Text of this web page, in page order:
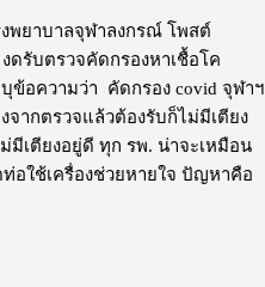
พยาบาลจุฬาลงกรณ์ โพสต์
ดรับตรวจคัดกรองหาเชื้อโค
บุข้อความว่า คัดกรอง covid จุฬาฯ
จากตรวจแล้วต้องรับก็ไม่มีเตียง
มีเตียงอยู่ดี ทุก รพ. น่าจะเหมือน
อใช้เครื่องช่วยหายใจ ปัญหาคือ